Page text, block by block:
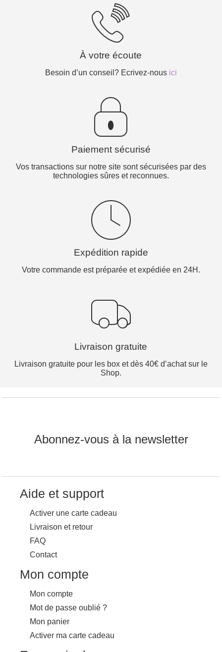
À votre écoute
Besoin d’un conseil? Ecrivez-nous ici
Paiement sécurisé
Vos transactions sur notre site sont sécurisées par des
technologies sûres et reconnues.
Expédition rapide
Votre commande est préparée et expédiée en 24H.
Livraison gratuite
Livraison gratuite pour les box et dès 40€ d’achat sur le
Shop.
Abonnez-vous à la newsletter
Aide et support
Activer une carte cadeau
Livraison et retour
FAQ
Contact
Mon compte
Mon compte
Mot de passe oublié ?
Mon panier
Activer ma carte cadeau